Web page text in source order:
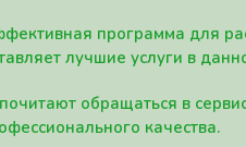
программа для
лучшие услуги в
обращаться в
качества.